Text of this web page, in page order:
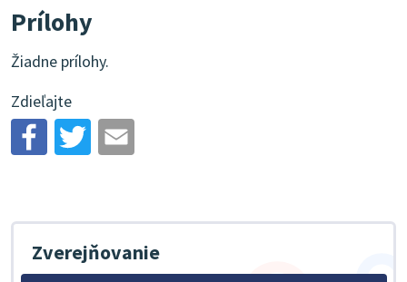
Prílohy
Žiadne prílohy.
Zdieľajte
Zverejňovanie